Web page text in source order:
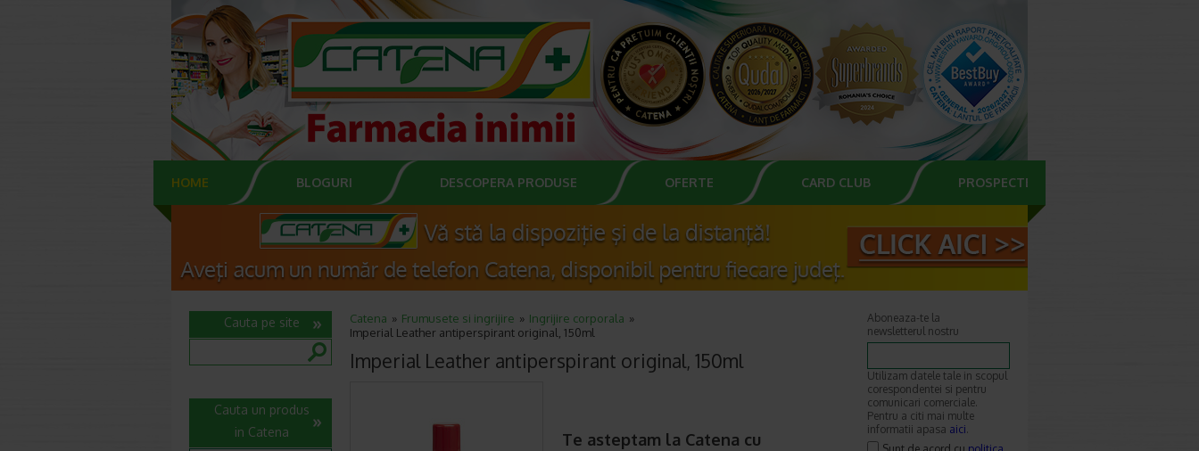
HOME BLOGURI DESCOPERA PRODUSE OFERTE CARD CLUB PROSPECTE
Catena Frumusete si ingrijire
Ingrijire corporala
Imperial Leather antiperspirant original, 150ml
Imperial Leather antiperspirant original, 150ml
Te asteptam la Catena cu
Cauta pe site
Cauta un produs
in Catena
Aboneaza-te la
newsletterul nostru
Utilizam datele tale in scopul
corespondentei si pentru
comunicari comerciale.
Pentru a citi mai multe
informatii apasa aici.